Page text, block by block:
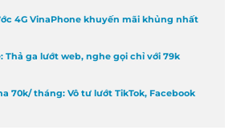
4G VinaPhone khuyến mãi khủng nhất
Thả ga lướt web, nghe gọi chỉ với 79k
70k/ tháng: Vô tư lướt TikTok, Facebook